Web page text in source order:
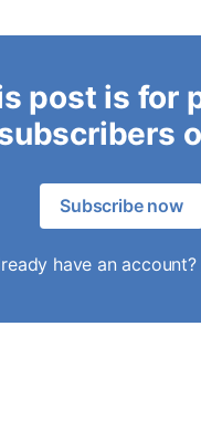
post is for
Subscribe now
have an account?